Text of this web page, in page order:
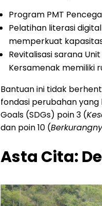
Program PMT
Pelatihan literasi
memperkuat
Revitalisasi sarana
Kersamenak memiliki
Bantuan ini tidak
fondasi perubahan
Goals (SDGs) poin 3 (
dan poin 10 (
Asta Cita: